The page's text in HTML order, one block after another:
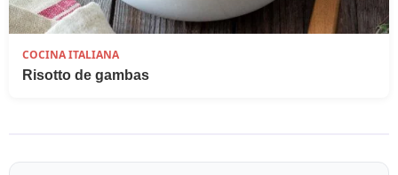
COCINA ITALIANA
Risotto de gambas